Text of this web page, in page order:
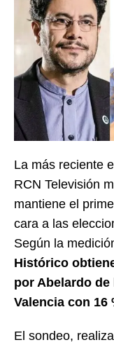
La más reciente
RCN Televisión
mantiene el
cara a las
Según la
Histórico
por Abelardo de
Valencia con 16
El sondeo,